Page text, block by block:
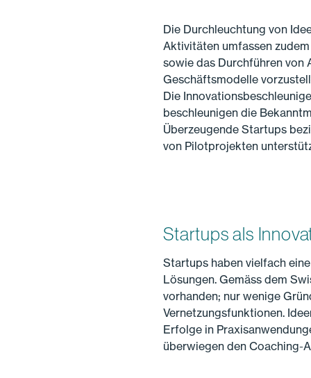
Die Durchleuchtung von
Aktivitäten umfassen
sowie das Durchführen von
Geschäftsmodelle
Die
beschleunigen die
Überzeugende Startups
von Pilotprojekten
Startups als
Startups haben vielfach
Lösungen. Gemäss dem
vorhanden; nur wenige
Vernetzungsfunktionen.
Erfolge in
überwiegen den Coaching-